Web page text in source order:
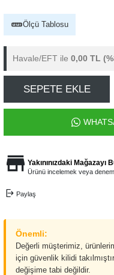
Ölçü Tablosu
Havale/EFT ile 0,00 TL
SEPETE EKLE
Yakınınızdaki Mağazayı
Ürünü incelemek veya
Paylaş
Önemli:
Değerli müşterimiz,
için güvenlik kilidi
değişime tabi değildir.